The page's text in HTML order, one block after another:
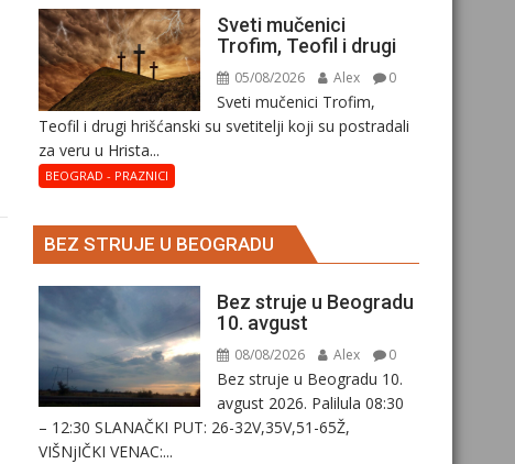
Sveti mučenici
Trofim, Teofil i drugi
05/08/2026 Alex 0
Sveti mučenici Trofim,
Teofil i drugi hrišćanski su svetitelji koji su postradali
za veru u Hrista...
BEOGRAD - PRAZNICI
BEZ STRUJE U BEOGRADU
Bez struje u Beogradu
10. avgust
08/08/2026 Alex 0
Bez struje u Beogradu 10.
avgust 2026. Palilula 08:30
– 12:30 SLANAČKI PUT: 26-32V,35V,51-65Ž,
VIŠNjIČKI VENAC:...